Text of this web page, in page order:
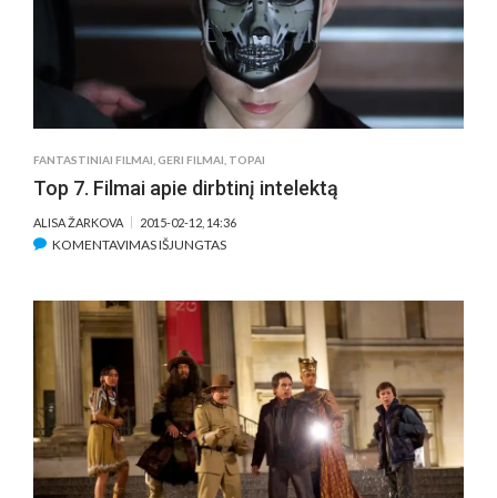
–
YPATINGA
SCENA,
SKIRTA
MIRUSIAM
AKTORIUI
FANTASTINIAI FILMAI GERI FILMAI TOPAI
Top 7. Filmai apie dirbtinį intelektą
ALISA ŽARKOVA 2015-02-12, 14:36
KOMENTAVIMAS IŠJUNGTASĮRAŠE
APIE
DIRBTINĮ
INTELEKTĄ